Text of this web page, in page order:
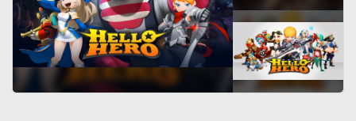
Smart App Protector、AppLock、Perfect AppLock、
KeepSafe、Smart Lock、Gallery Lock
※指紋ロック機能はありません。
■写真や動画をロック！
写真やムービー、また仕事で使う画像などを暗号化してこ